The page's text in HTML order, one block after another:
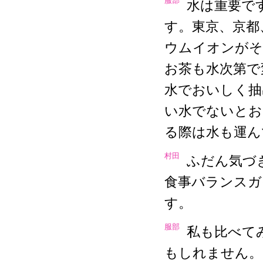
水は重要で
す。東京、京
ウムイオンが
お茶も水次第
水でおいしく
い水でないと
る際は水も運
村田
ふだん気づ
食事バランス
す。
服部
私も比べて
もしれません。